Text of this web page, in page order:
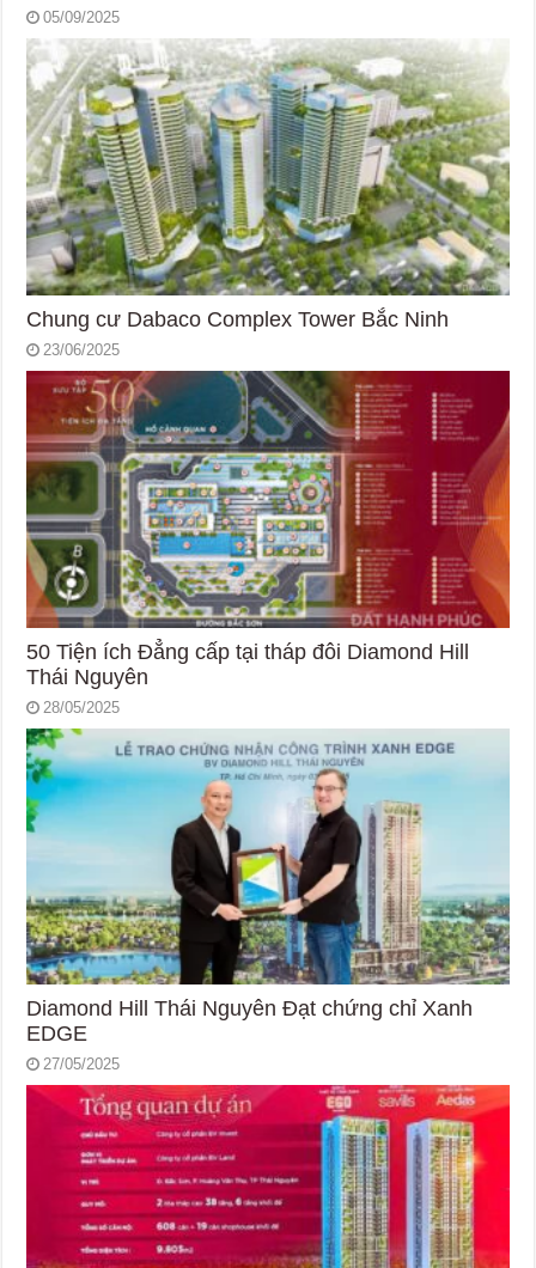
05/09/2025
Chung cư Dabaco Complex Tower Bắc Ninh
23/06/2025
50 Tiện ích Đẳng cấp tại tháp đôi Diamond Hill
Thái Nguyên
28/05/2025
Diamond Hill Thái Nguyên Đạt chứng chỉ Xanh
EDGE
27/05/2025